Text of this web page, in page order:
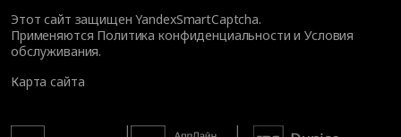
Этот сайт защищен YandexSmartCaptcha.
Применяются Политика конфиденциальности иУсловия
обслуживания.
Карта сайта